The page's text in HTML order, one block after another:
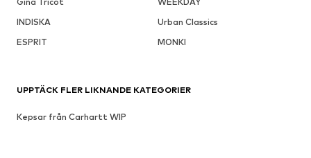
INDISKA
Urban Classics
ESPRIT
MONKI
UPPTÄCK FLER LIKNANDE KATEGORIER
Kepsar från Carhartt WIP